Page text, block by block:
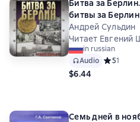
Битва за
битвы за Берлин
Андрей Сульдин
Читает Евгений
in russian
Audio Средний
51
$6.44
Семь дней в